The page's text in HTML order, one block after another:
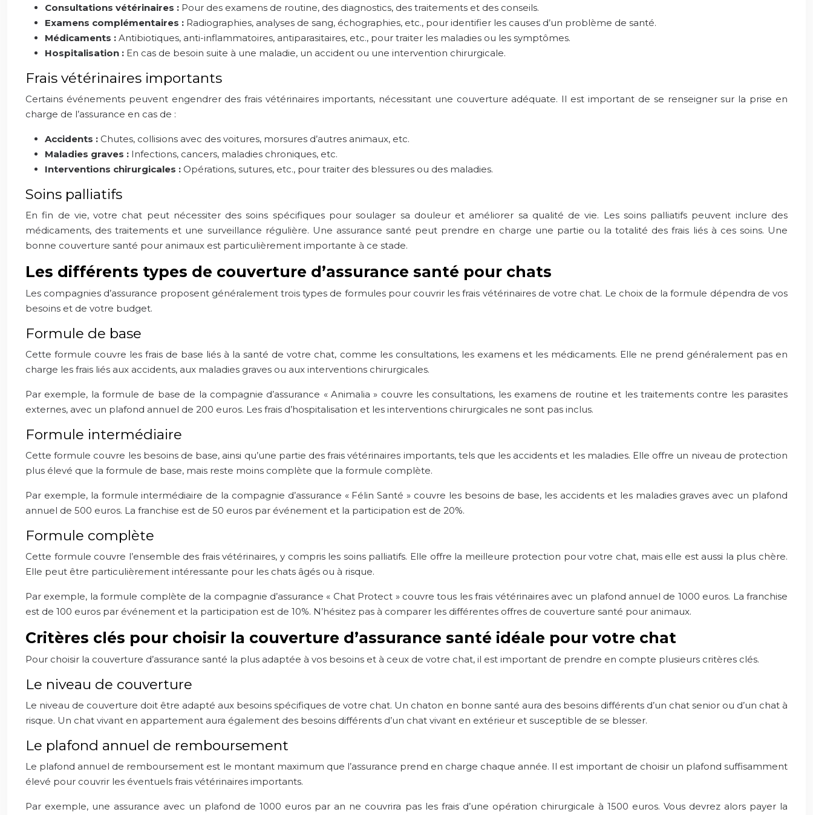
Consultations vétérinaires : Pour des examens de routine, des diagnostics, des traitements et des conseils.
Examens complémentaires : Radiographies, analyses de sang, échographies, etc., pour identifier les causes d’un problème de santé.
Médicaments : Antibiotiques, anti-inflammatoires, antiparasitaires, etc., pour traiter les maladies ou les symptômes.
Hospitalisation : En cas de besoin suite à une maladie, un accident ou une intervention chirurgicale.
Frais vétérinaires importants
Certains événements peuvent engendrer des frais vétérinaires importants, nécessitant une couverture adéquate. Il est important de se renseigner sur la prise en
charge de l’assurance en cas de :
Accidents : Chutes, collisions avec des voitures, morsures d’autres animaux, etc.
Maladies graves : Infections, cancers, maladies chroniques, etc.
Interventions chirurgicales : Opérations, sutures, etc., pour traiter des blessures ou des maladies.
Soins palliatifs
En fin de vie, votre chat peut nécessiter des soins spécifiques pour soulager sa douleur et améliorer sa qualité de vie. Les soins palliatifs peuvent inclure des
médicaments, des traitements et une surveillance régulière. Une assurance santé peut prendre en charge une partie ou la totalité des frais liés à ces soins. Une
bonne couverture santé pour animaux est particulièrement importante à ce stade.
Les différents types de couverture d’assurance santé pour chats
Les compagnies d’assurance proposent généralement trois types de formules pour couvrir les frais vétérinaires de votre chat. Le choix de la formule dépendra de vos
besoins et de votre budget.
Formule de base
Cette formule couvre les frais de base liés à la santé de votre chat, comme les consultations, les examens et les médicaments. Elle ne prend généralement pas en
charge les frais liés aux accidents, aux maladies graves ou aux interventions chirurgicales.
Par exemple, la formule de base de la compagnie d’assurance « Animalia » couvre les consultations, les examens de routine et les traitements contre les parasites
externes, avec un plafond annuel de 200 euros. Les frais d’hospitalisation et les interventions chirurgicales ne sont pas inclus.
Formule intermédiaire
Cette formule couvre les besoins de base, ainsi qu’une partie des frais vétérinaires importants, tels que les accidents et les maladies. Elle offre un niveau de protection
plus élevé que la formule de base, mais reste moins complète que la formule complète.
Par exemple, la formule intermédiaire de la compagnie d’assurance « Félin Santé » couvre les besoins de base, les accidents et les maladies graves avec un plafond
annuel de 500 euros. La franchise est de 50 euros par événement et la participation est de 20%.
Formule complète
Cette formule couvre l’ensemble des frais vétérinaires, y compris les soins palliatifs. Elle offre la meilleure protection pour votre chat, mais elle est aussi la plus chère.
Elle peut être particulièrement intéressante pour les chats âgés ou à risque.
Par exemple, la formule complète de la compagnie d’assurance « Chat Protect » couvre tous les frais vétérinaires avec un plafond annuel de 1000 euros. La franchise
est de 100 euros par événement et la participation est de 10%. N’hésitez pas à comparer les différentes offres de couverture santé pour animaux.
Critères clés pour choisir la couverture d’assurance santé idéale pour votre chat
Pour choisir la couverture d’assurance santé la plus adaptée à vos besoins et à ceux de votre chat, il est important de prendre en compte plusieurs critères clés.
Le niveau de couverture
Le niveau de couverture doit être adapté aux besoins spécifiques de votre chat. Un chaton en bonne santé aura des besoins différents d’un chat senior ou d’un chat à
risque. Un chat vivant en appartement aura également des besoins différents d’un chat vivant en extérieur et susceptible de se blesser.
Le plafond annuel de remboursement
Le plafond annuel de remboursement est le montant maximum que l’assurance prend en charge chaque année. Il est important de choisir un plafond suffisamment
élevé pour couvrir les éventuels frais vétérinaires importants.
Par exemple, une assurance avec un plafond de 1000 euros par an ne couvrira pas les frais d’une opération chirurgicale à 1500 euros. Vous devrez alors payer la